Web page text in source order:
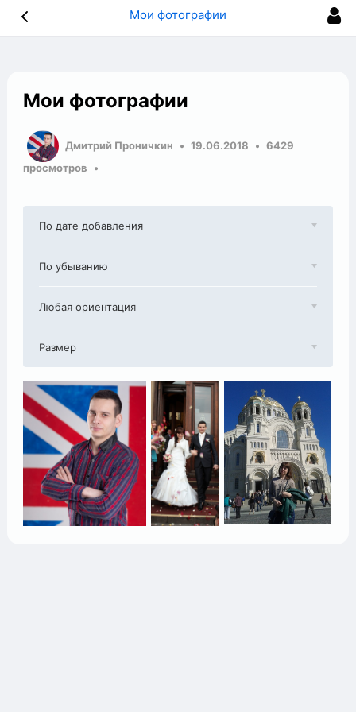
Мои фотографии
Мои фотографии
Дмитрий Проничкин 19.06.2018
6429
просмотров
По дате добавления
По убыванию
Любая ориентация
Размер